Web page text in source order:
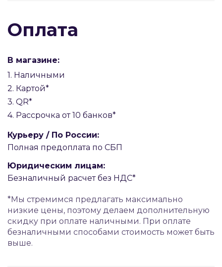
Оплата
В магазине:
1. Наличными
2. Картой*
3. QR*
4. Рассрочка от 10 банков*
Курьеру / По России:
Полная предоплата по СБП
Юридическим лицам:
Безналичный расчет без НДС*
*Мы стремимся предлагать максимально
низкие цены, поэтому делаем дополнительную
скидку при оплате наличными. При оплате
безналичными способами стоимость может быть
выше.